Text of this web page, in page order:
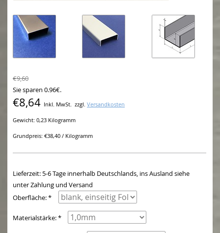
€9,60
Sie sparen 0.96€.
€8,64 Inkl. MwSt. zzgl. Versandkosten
Gewicht: 0,23 Kilogramm
Grundpreis: €38,40 / Kilogramm
Lieferzeit: 5-6 Tage innerhalb Deutschlands, ins Ausland siehe
unter Zahlung und Versand
Oberfläche: *
Materialstärke: *